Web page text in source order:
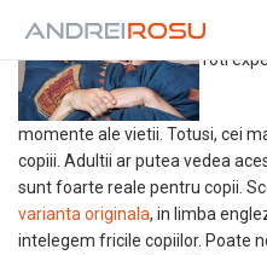
Toti
momente ale vietii. Totusi, cei
copiii. Adultii ar putea vedea
sunt foarte reale pentru copii.
varianta originala, in limba
intelegem fricile copiilor. Poate